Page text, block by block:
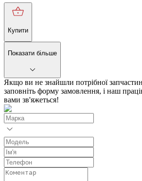
Купити
Показати більше
Якщо ви не знайшли потрібної
заповніть форму замовлення, і наш
вами зв'яжеться!